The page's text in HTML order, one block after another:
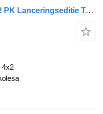
Farizon SV L1H1 83 kWh / 232 PK Lanceringseditie Trekhaak Achterdeuren 2
4x2